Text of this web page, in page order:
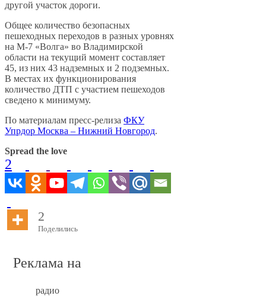
другой участок дороги.
Общее количество безопасных
пешеходных переходов в разных уровнях
на М-7 «Волга» во Владимирской
области на текущий момент составляет
45, из них 43 надземных и 2 подземных.
В местах их функционирования
количество ДТП с участием пешеходов
сведено к минимуму.
По материалам пресс-релиза ФКУ
Упрдор Москва – Нижний Новгород.
Spread the love
2
2
Поделились
Реклама на
радио